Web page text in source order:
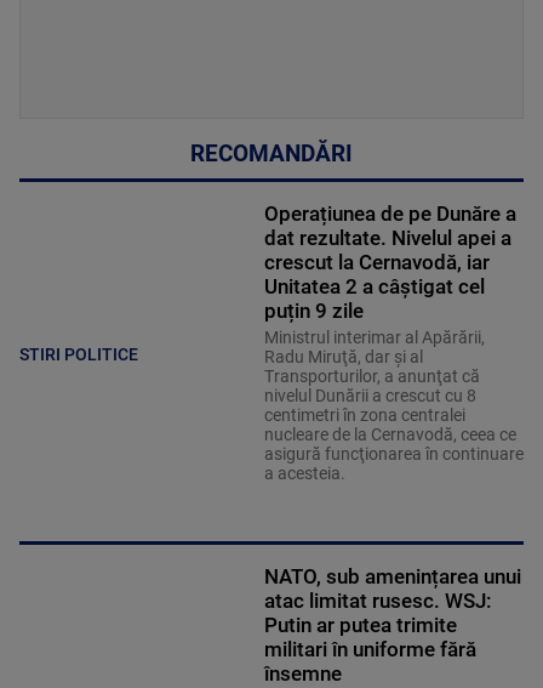
RECOMANDĂRI
STIRI POLITICE
Operațiunea de pe Dunăre a
dat rezultate. Nivelul apei a
crescut la Cernavodă, iar
Unitatea 2 a câștigat cel
puțin 9 zile
Ministrul interimar al Apărării,
Radu Miruţă, dar şi al
Transporturilor, a anunţat că
nivelul Dunării a crescut cu 8
centimetri în zona centralei
nucleare de la Cernavodă, ceea ce
asigură funcţionarea în continuare
a acesteia.
NATO, sub amenințarea unui
atac limitat rusesc. WSJ:
Putin ar putea trimite
militari în uniforme fără
însemne